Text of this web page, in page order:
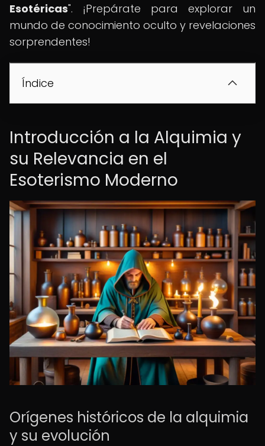
Esotéricas". ¡Prepárate para explorar un
mundo de conocimiento oculto y revelaciones
sorprendentes!
Índice
Introducción a la Alquimia y
su Relevancia en el
Esoterismo Moderno
Orígenes históricos de la alquimia
y su evolución